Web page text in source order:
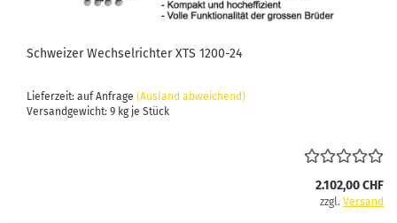
Schweizer Wechselrichter XTS 1200-24
Lieferzeit: auf Anfrage (Ausland abweichend)
Versandgewicht: 9 kg je Stück
2.102,00 CHF
zzgl. Versand